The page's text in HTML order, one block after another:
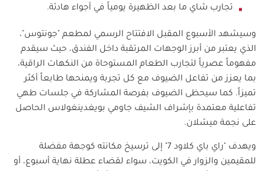
تجارب شاي ما بعد الظهيرة يومياً في أجواء هادئة.
وسيشهد الأسبوع المقبل الافتتاح الرسمي لمطعم "جونتوس"،
الذي يعتبر من أبرز الوجهات المرتقبة داخل الفندق، حيث سيقدم
مفهوماً عصرياً لتجارب الطعام المستوحاة من النكهات الراقية،
بما يعزز من تفاعل الضيوف مع كل تجربة ويمنحها طابعاً أكثر
تميزاً. كما سيحظى الضيوف بفرصة المشاركة في جلسات طهي
تفاعلية معتمدة بإشراف الشيف جاومي بويغدينغولاس الحاصل
على نجمة ميشلان.
ويهدف "راي باي كلاود 7" إلى ترسيخ مكانته كوجهة مفضلة
للمقيمين والزوار في الكويت، سواء لقضاء عطلة نهاية أسبوع، أو